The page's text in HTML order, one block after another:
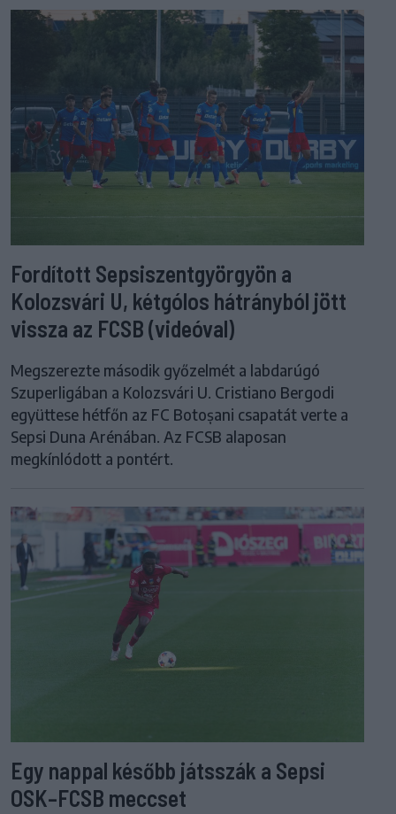
Fordított Sepsiszentgyörgyön a
Kolozsvári U, kétgólos hátrányból jött
vissza az FCSB (videóval)
Megszerezte második győzelmét a labdarúgó
Szuperligában a Kolozsvári U. Cristiano Bergodi
együttese hétfőn az FC Botoșani csapatát verte a
Sepsi Duna Arénában. Az FCSB alaposan
megkínlódott a pontért.
Egy nappal később játsszák a Sepsi
OSK–FCSB meccset